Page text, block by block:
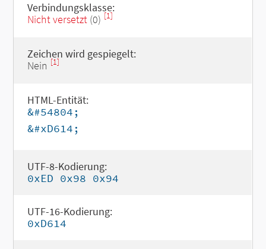
Verbindungsklasse:
Nicht versetzt(0) [1]
Zeichen wird gespiegelt:
Nein [1]
HTML-Entität:
&#54804;
&#xD614;
UTF-8-Kodierung:
0xED 0x98 0x94
UTF-16-Kodierung:
0xD614